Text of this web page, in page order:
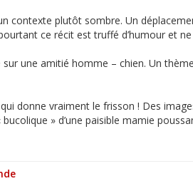
contexte plutôt sombre. Un
ce récit est truffé d’humour et
une amitié homme – chien. Un
donne vraiment le frisson ! Des
» d’une paisible mamie